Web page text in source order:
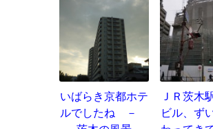
いばらき京都ホテ
ルでしたね －
ＪＲ茨木
ビル、ず